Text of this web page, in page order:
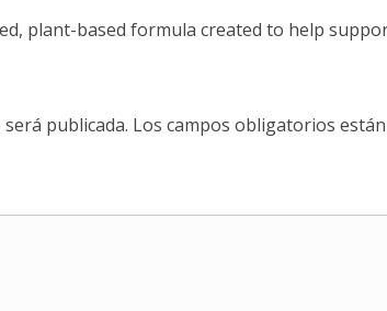
plant-based formula created to help
publicada. Los campos obligatorios